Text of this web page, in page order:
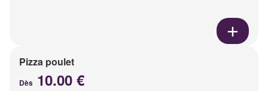
Pizza poulet
Dès 10.00 €